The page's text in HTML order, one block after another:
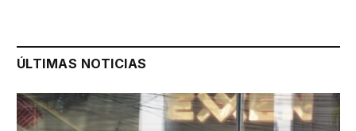
ÚLTIMAS NOTICIAS